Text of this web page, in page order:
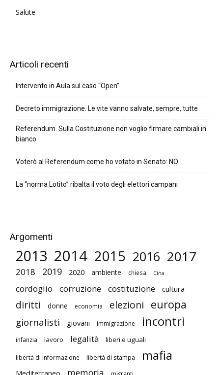
Salute
Articoli recenti
Intervento in Aula sul caso “Open”
Decreto immigrazione. Le vite vanno salvate, sempre, tutte
Referendum. Sulla Costituzione non voglio firmare cambiali in
bianco
Voterò al Referendum come ho votato in Senato: NO
La “norma Lotito” ribalta il voto degli elettori campani
Argomenti
2013 2014 2015 2016 2017
2018 2019 2020 ambiente chiesa Cina
cordoglio corruzione costituzione cultura
diritti donne economia elezioni europa
giornalisti giovani immigrazione incontri
infanzia lavoro legalità liberi e uguali
libertà di informazione libertà di stampa mafia